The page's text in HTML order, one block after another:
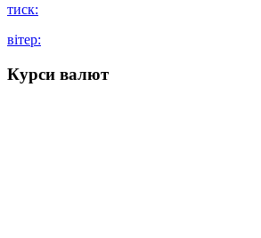
тиск:
вітер:
Курси валют